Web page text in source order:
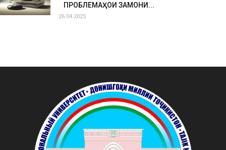
ПРОБЛЕМАҲОИ ЗАМОНИ...
26.04.2025